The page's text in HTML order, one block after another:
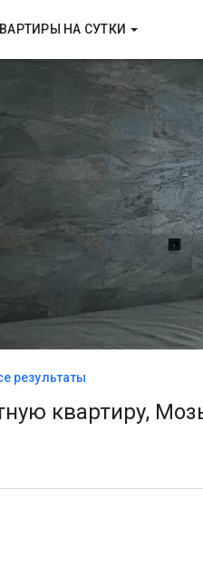
НА СУТКИ
результаты
квартиру,